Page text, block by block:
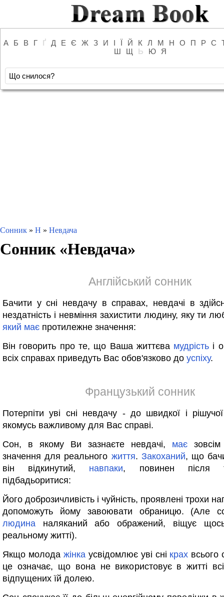
А Б В Г Ґ Д Е Є Ж З И І Ї Й К Л М Н О П Р С
Ш
Щ Ь Ю Я
Сонник » Н » Невдача
Сонник «Невдача»
Англійський сонник
Бачити у сні невдачу в справах, невдачі в
нездатність і невміння захистити людину, яку ти
який має протилежне значення:
Він говорить про те, що Ваша життєва мудрість і
всіх справах приведуть Вас обов'язково до успіху.
Французький сонник
Потерпіти уві сні невдачу - до швидкої і
якомусь важливому для Вас справі.
Сон, в якому Ви зазнаєте невдачі, має
значення для реального життя. Закоханий, що
він відкинутий, навпаки, повинен після
підбадьоритися:
Його доброзичливість і чуйність, проявлені трохи
допоможуть йому завоювати обраницю. (Але
людина наляканий або ображений, віщує
реальному житті).
Якщо молода жінкаусвідомлює уві сні крах всього
це означає, що вона не використовує в житті
відпущених їй долею.